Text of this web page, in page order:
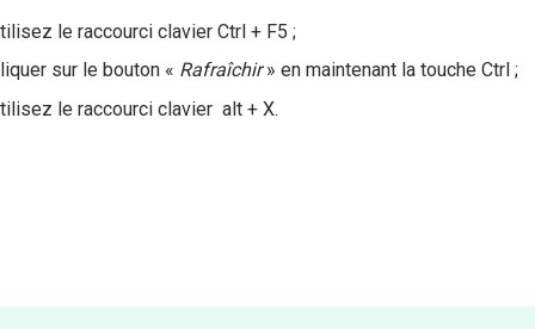
le raccourci clavier Ctrl + F5 ;
sur le bouton « Rafraîchir» en maintenant la touche Ctrl ;
le raccourci clavier alt + X.